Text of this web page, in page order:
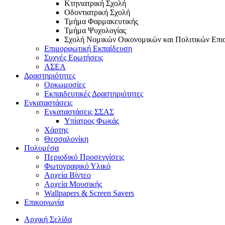
Κτηνιατρική Σχολή
Οδοντιατρική Σχολή
Τμήμα Φαρμακευτικής
Τμήμα Ψυχολογίας
Σχολή Νομικών Οικονομικών και Πολιτικών
Επιμορφωτική Εκπαίδευση
Συχνές Ερωτήσεις
ΑΣΕΑ
Δραστηριότητες
Ορκωμοσίες
Εκπαιδευτικές Δραστηριότητες
Εγκαταστάσεις
Εγκαταστάσεις ΣΣΑΣ
Yπίατρος Φωκάς
Χάρτης
Θεσσαλονίκη
Πολυμέσα
Περιοδικό Προσεγγίσεις
Φωτογραφικό Υλικό
Αρχεία Βίντεο
Αρχεία Μουσικής
Wallpapers & Screen Savers
Επικοινωνία
Αρχική Σελίδα